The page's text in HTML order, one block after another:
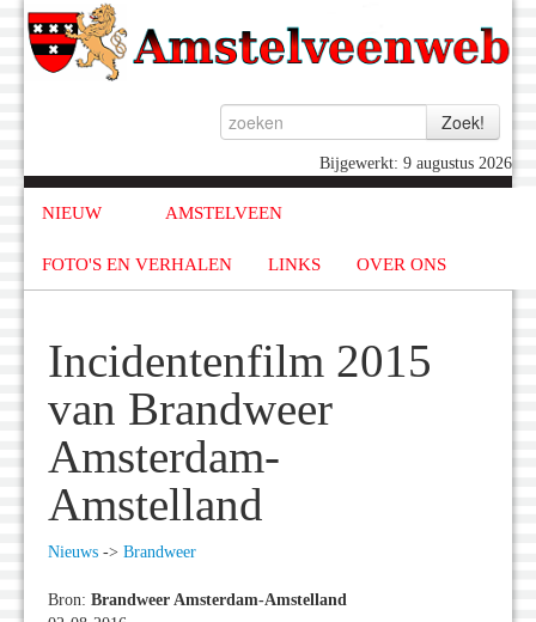
Bijgewerkt: 9 augustus 2026
NIEUW AMSTELVEEN
FOTO'S EN VERHALEN LINKS OVER ONS
Incidentenfilm 2015
van Brandweer
Amsterdam-
Amstelland
Nieuws -> Brandweer
Bron: Brandweer Amsterdam-Amstelland